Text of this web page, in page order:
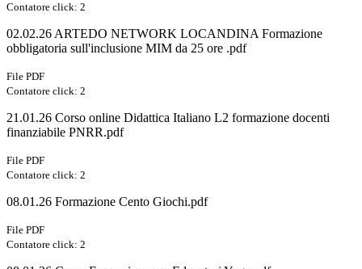
Contatore click: 2
02.02.26 ARTEDO NETWORK LOCANDINA Formazione
obbligatoria sull'inclusione MIM da 25 ore .pdf
File PDF
Contatore click: 2
21.01.26 Corso online Didattica Italiano L2 formazione docenti
finanziabile PNRR.pdf
File PDF
Contatore click: 2
08.01.26 Formazione Cento Giochi.pdf
File PDF
Contatore click: 2